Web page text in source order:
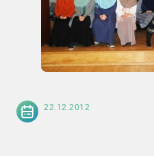
22.12.2012